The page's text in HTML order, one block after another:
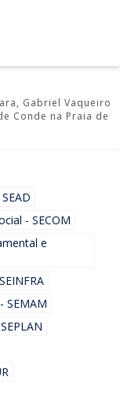
Gabriel Vaqueiro
Conde na Praia de
- SECOM
e
SEMAM